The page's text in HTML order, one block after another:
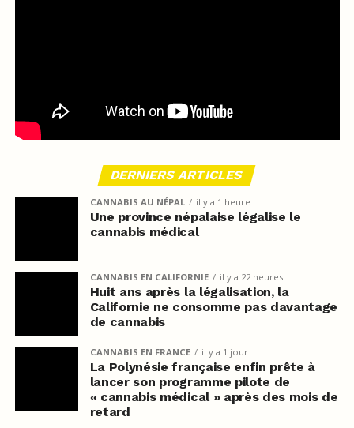
DERNIERS ARTICLES
CANNABIS AU NÉPAL il y a 1 heure
Une province népalaise légalise le
cannabis médical
CANNABIS EN CALIFORNIE il y a 22 heures
Huit ans après la légalisation, la
Californie ne consomme pas davantage
de cannabis
CANNABIS EN FRANCE il y a 1 jour
La Polynésie française enfin prête à
lancer son programme pilote de
« cannabis médical » après des mois de
retard